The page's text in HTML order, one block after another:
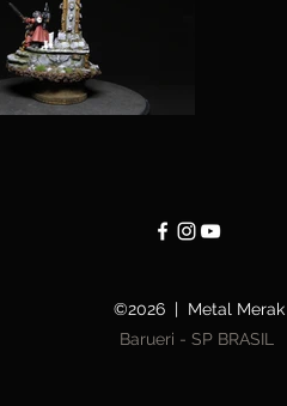
©2026 | Metal Merak
Barueri - SP BRASIL